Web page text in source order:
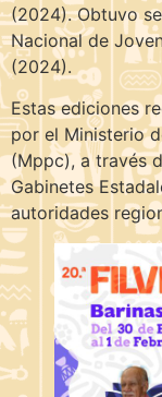
(2024). Obtuvo
Nacional de
(2024).
Estas ediciones
por el Ministerio
(Mppc), a través
Gabinetes
autoridades